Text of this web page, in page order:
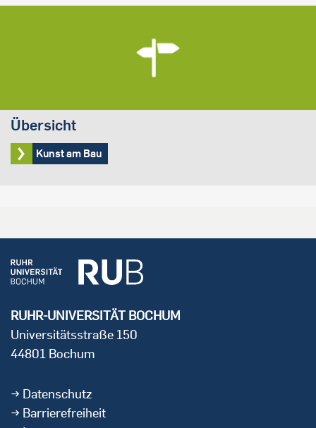
Übersicht
Kunst am Bau
RUHR-UNIVERSITÄT BOCHUM
Universitätsstraße 150
44801 Bochum
Datenschutz
Barrierefreiheit